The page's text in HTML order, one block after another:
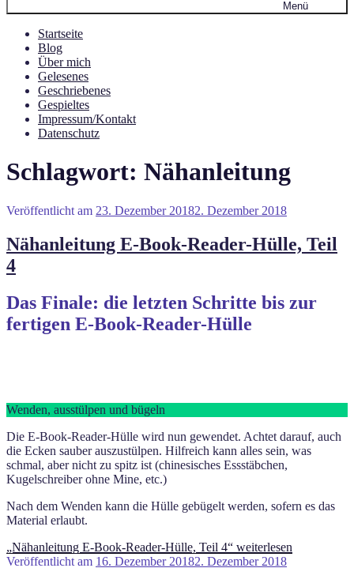
Menü
Startseite
Blog
Über mich
Gelesenes
Geschriebenes
Gespieltes
Impressum/Kontakt
Datenschutz
Schlagwort: Nähanleitung
Veröffentlicht am 23. Dezember 20182. Dezember 2018
Nähanleitung E-Book-Reader-Hülle, Teil
4
Das Finale: die letzten Schritte bis zur
fertigen E-Book-Reader-Hülle
Wenden, ausstülpen und bügeln
Die E-Book-Reader-Hülle wird nun gewendet. Achtet darauf, auch
die Ecken sauber auszustülpen. Hilfreich kann alles sein, was
schmal, aber nicht zu spitz ist (chinesisches Essstäbchen,
Kugelschreiber ohne Mine, etc.)
Nach dem Wenden kann die Hülle gebügelt werden, sofern es das
Material erlaubt.
„Nähanleitung E-Book-Reader-Hülle, Teil 4“ weiterlesen
Veröffentlicht am 16. Dezember 20182. Dezember 2018